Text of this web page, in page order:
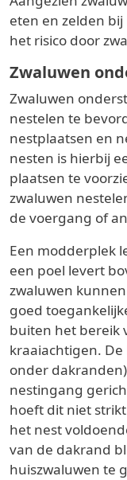
eten en zelden
het risico door
Zwaluwen
Zwaluwen
nestelen te
nestplaatsen en
nesten is hierbij
plaatsen te
zwaluwen
de voergang of
Een modderplek
een poel levert
zwaluwen
goed
buiten het bereik
kraaiachtigen.
onder
nestingang
hoeft dit niet
het nest
van de dakrand
huiszwaluwen te